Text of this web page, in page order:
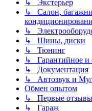
↳ Экстерьер
↳ Салон,
↳
↳ Шины, диски
↳ Тюнинг
↳ Гарантийное и
↳ Документация
↳ Автозвук и
Обмен опытом
↳ Первые отзывы
↳ Гараж